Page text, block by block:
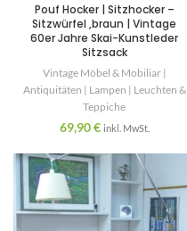
Pouf Hocker | Sitzhocker –
Sitzwürfel ,braun | Vintage
60er Jahre Skai-Kunstleder
Sitzsack
Vintage Möbel & Mobiliar |
Antiquitäten | Lampen | Leuchten &
Teppiche
69,90€ inkl. MwSt.